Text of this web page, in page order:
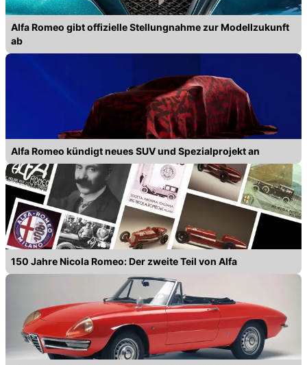
Alfa Romeo gibt offizielle Stellungnahme zur Modellzukunft
ab
Alfa Romeo kündigt neues SUV und Spezialprojekt an
150 Jahre Nicola Romeo: Der zweite Teil von Alfa